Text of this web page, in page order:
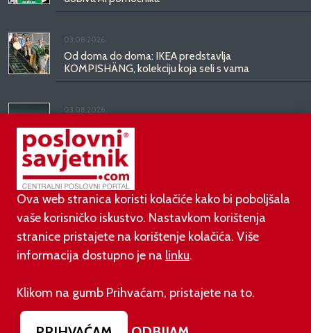
03.08.2026.
Od doma do doma: IKEA predstavlja
KOMPISHÄNG, kolekciju koja seli s vama
03.08.2026.
Kineski BYD predstavio luksuznu limuzinu veću od
Mercedesove S-klase, obećava domet do 1.000
kilometara
Footer menu
O nama Impressum Uvjeti korištenja
Ova web stranica koristi kolačiće kako bi poboljšala
vaše korisničko iskustvo. Nastavkom korištenja
stranice pristajete na korištenje kolačića. Više
informacija dostupno je na linku.
Klikom na gumb Prihvaćam, pristajete na to.